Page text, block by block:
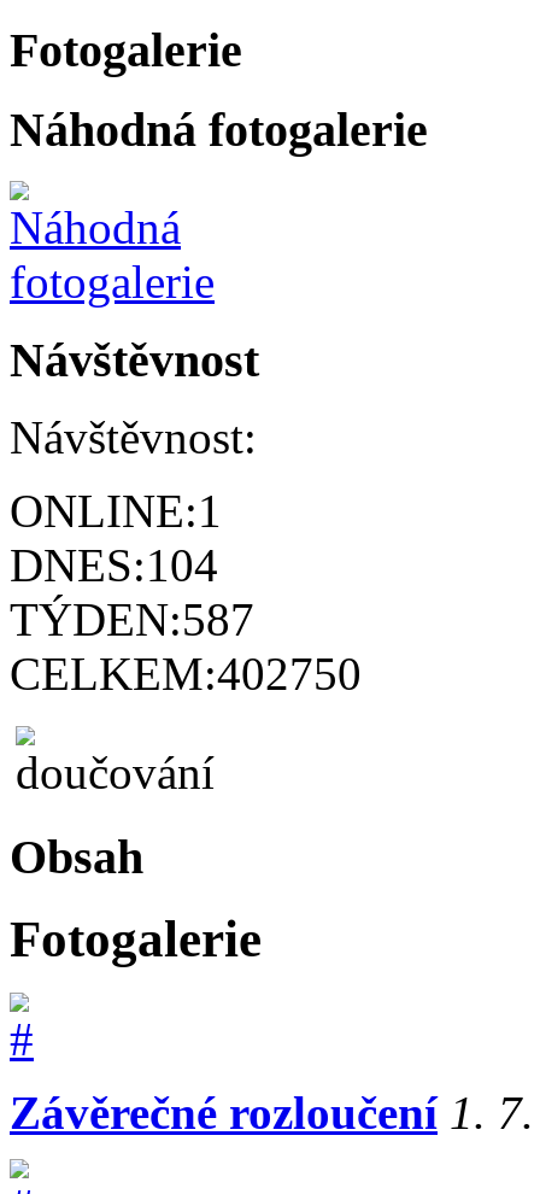
Fotogalerie
Náhodná fotogalerie
Návštěvnost
Návštěvnost:
ONLINE:1
DNES:104
TÝDEN:587
CELKEM:402750
Obsah
Fotogalerie
Závěrečné rozloučení 1.